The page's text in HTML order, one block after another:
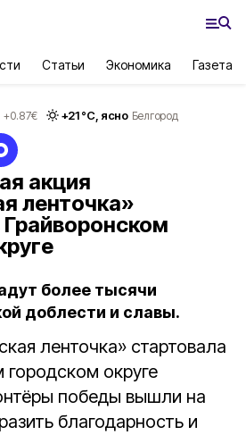
Статьи Экономика Газета
+0.87€ +21°С, ясно Белгород
акция
ленточка»
Грайворонском
более тысячи
доблести и славы.
ленточка» стартовала
городском округе
победы вышли на
благодарность и